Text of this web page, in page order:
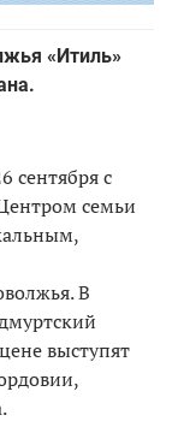
«Итиль»
сентября с
семьи
В
выступят